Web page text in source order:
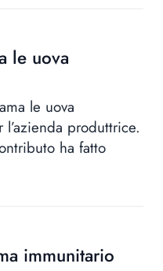
le uova
le uova
produttrice.
ha fatto
immunitario